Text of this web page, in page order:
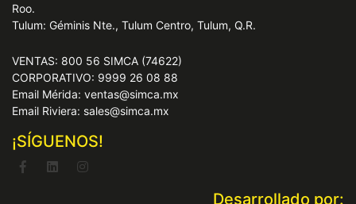
Roo.
Tulum: Géminis Nte., Tulum Centro, Tulum, Q.R.
VENTAS: 800 56 SIMCA (74622)
CORPORATIVO: 9999 26 08 88
Email Mérida: ventas@simca.mx
Email Riviera: sales@simca.mx
¡SÍGUENOS!
Desarrollado por: